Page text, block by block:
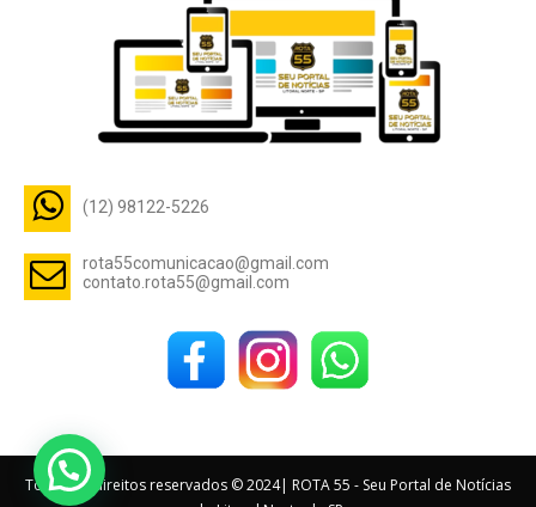
(12) 98122-5226
rota55comunicacao@gmail.com
contato.rota55@gmail.com
Todos os direitos reservados © 2024| ROTA 55 - Seu Portal de Notícias